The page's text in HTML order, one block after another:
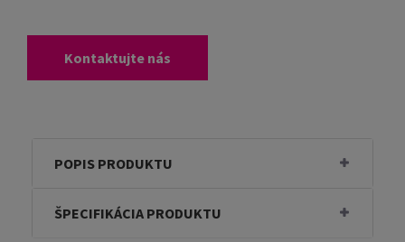
Kontaktujte nás
POPIS PRODUKTU
ŠPECIFIKÁCIA PRODUKTU